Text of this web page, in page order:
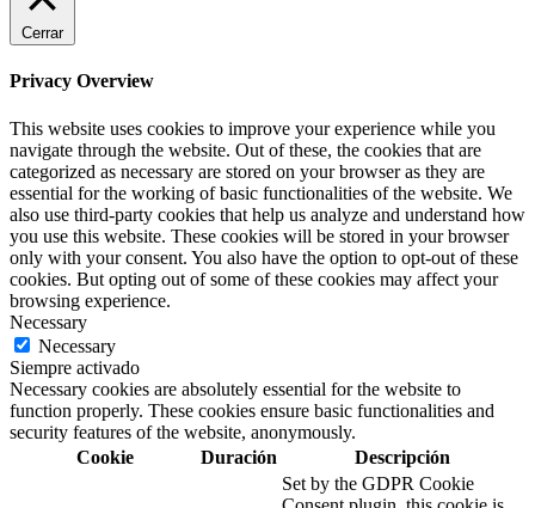
Cerrar
Privacy Overview
This website uses cookies to improve your experience while you
navigate through the website. Out of these, the cookies that are
categorized as necessary are stored on your browser as they are
essential for the working of basic functionalities of the website. We
also use third-party cookies that help us analyze and understand how
you use this website. These cookies will be stored in your browser
only with your consent. You also have the option to opt-out of these
cookies. But opting out of some of these cookies may affect your
browsing experience.
Necessary
Necessary
Siempre activado
Necessary cookies are absolutely essential for the website to
function properly. These cookies ensure basic functionalities and
security features of the website, anonymously.
Cookie
Duración Descripción
Set by the GDPR Cookie